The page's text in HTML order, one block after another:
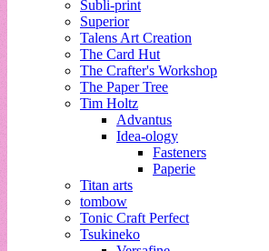
Subli-print
Superior
Talens Art Creation
The Card Hut
The Crafter's Workshop
The Paper Tree
Tim Holtz
Advantus
Idea-ology
Fasteners
Paperie
Titan arts
tombow
Tonic Craft Perfect
Tsukineko